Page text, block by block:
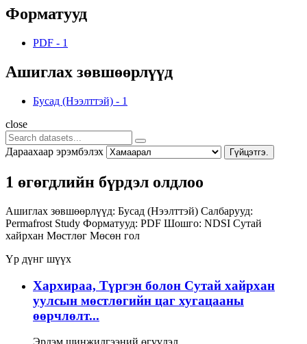
Форматууд
PDF - 1
Ашиглах зөвшөөрлүүд
Бусад (Нээлттэй) - 1
close
Дараахаар эрэмбэлэх Гүйцэтгэ.
1 өгөгдлийн бүрдэл олдлоо
Ашиглах зөвшөөрлүүд: Бусад (Нээлттэй) Салбарууд:
Permafrost Study Форматууд: PDF Шошго: NDSI Сутай
хайрхан Мөстлөг Мөсөн гол
Үр дүнг шүүх
Хархираа, Түргэн болон Сутай хайрхан
уулсын мөстлөгийн цаг хугацааны
өөрчлөлт...